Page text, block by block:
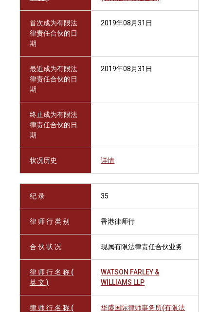
首次成为有限法
律责任合伙的日
期
2019年08月31日
最近成为有限法
律责任合伙的日
期
2019年08月31日
终止成为有限法
律责任合伙的日
期
状况历史 详情
纪 录 35
律 师 行 类 别 香港律师行
合 伙 状 况 现属有限法律责任合伙业务
律 师 行 名 称 (
英 文 )
WATSON FARLEY &
WILLIAMS LLP
律 师 行 名 称 (
华盛国际律师事务所(有限法